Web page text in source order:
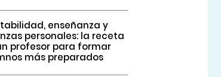
enseñanza y
personales: la receta
profesor para formar
más preparados